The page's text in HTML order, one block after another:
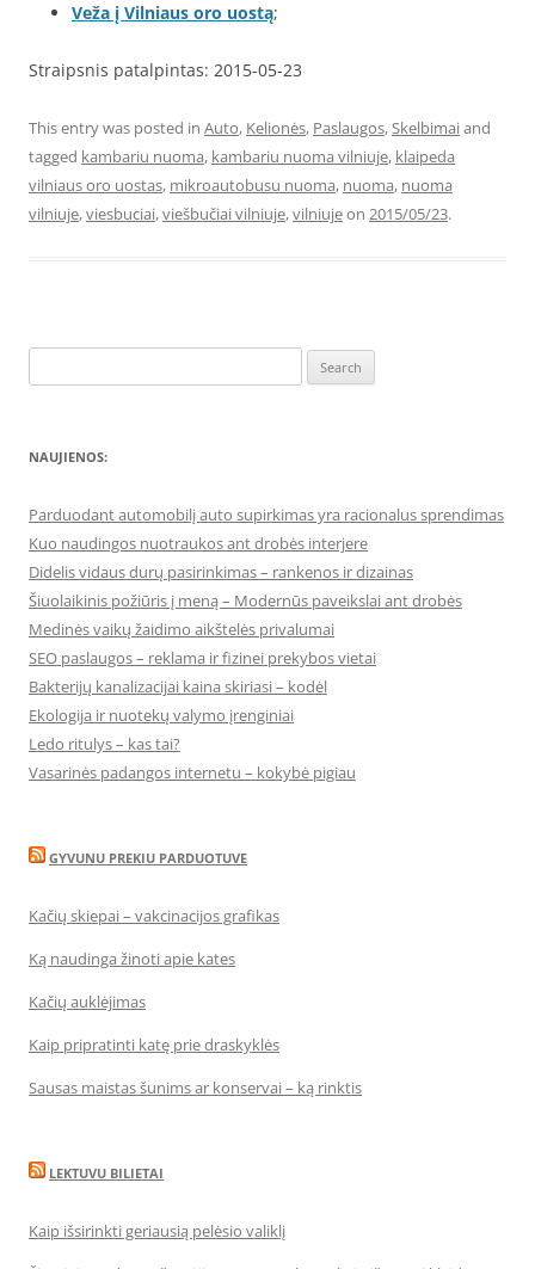
Veža į Vilniaus oro uostą;
Straipsnis patalpintas: 2015-05-23
This entry was posted in Auto, Kelionės, Paslaugos,Skelbimaiand
tagged kambariu nuoma, kambariu nuoma vilniuje, klaipeda
vilniaus oro uostas, mikroautobusu nuoma, nuoma, nuoma
vilniuje,viesbuciai,viešbučiai vilniuje,vilniujeon 2015/05/23.
for:
NAUJIENOS:
Parduodant automobilį auto supirkimas yra racionalus sprendimas
Kuo naudingos nuotraukos ant drobės interjere
Didelis vidaus durų pasirinkimas – rankenos ir dizainas
Šiuolaikinis požiūris į meną – Modernūs paveikslai ant drobės
Medinės vaikų žaidimo aikštelės privalumai
SEO paslaugos – reklama ir fizinei prekybos vietai
Bakterijų kanalizacijai kaina skiriasi – kodėl
Ekologija ir nuotekų valymo įrenginiai
Ledo ritulys – kas tai?
Vasarinės padangos internetu – kokybė pigiau
GYVUNU PREKIU PARDUOTUVE
Kačių skiepai – vakcinacijos grafikas
Ką naudinga žinoti apie kates
Kačių auklėjimas
Kaip pripratinti katę prie draskyklės
Sausas maistas šunims ar konservai – ką rinktis
LEKTUVU BILIETAI
Kaip išsirinkti geriausią pelėsio valiklį